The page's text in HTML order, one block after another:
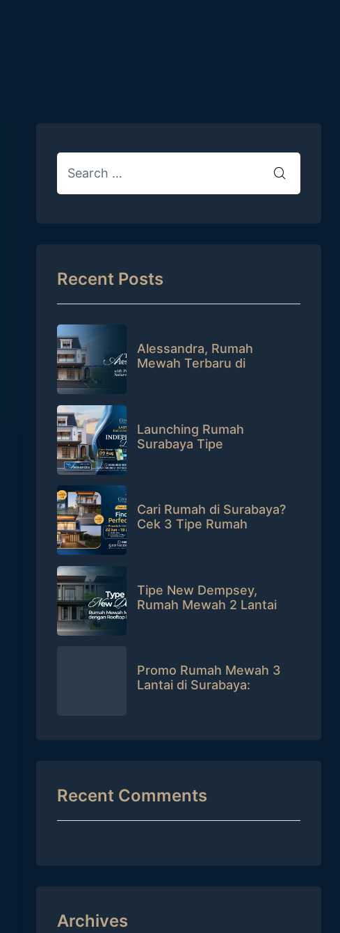
Recent Posts
Alessandra, Rumah
Mewah Terbaru di
Launching Rumah
Surabaya Tipe
Cari Rumah di Surabaya?
Cek 3 Tipe Rumah
Tipe New Dempsey,
Rumah Mewah 2 Lantai
Promo Rumah Mewah 3
Lantai di Surabaya:
Recent Comments
Archives